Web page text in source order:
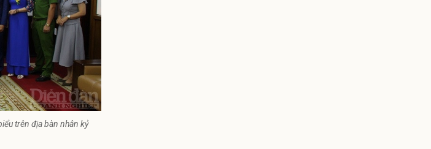
trên địa bàn nhân kỷ